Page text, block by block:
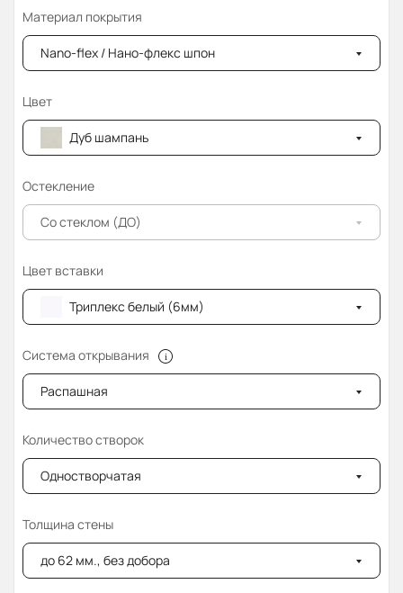
Материал покрытия
Nano-flex / Нано-флекс шпон
Цвет
Дуб шампань
Остекление
Со стеклом (ДО)
Цвет вставки
Триплекс белый (6мм)
Система открывания
Распашная
Количество створок
Одностворчатая
Толщина стены
до 62 мм., без добора